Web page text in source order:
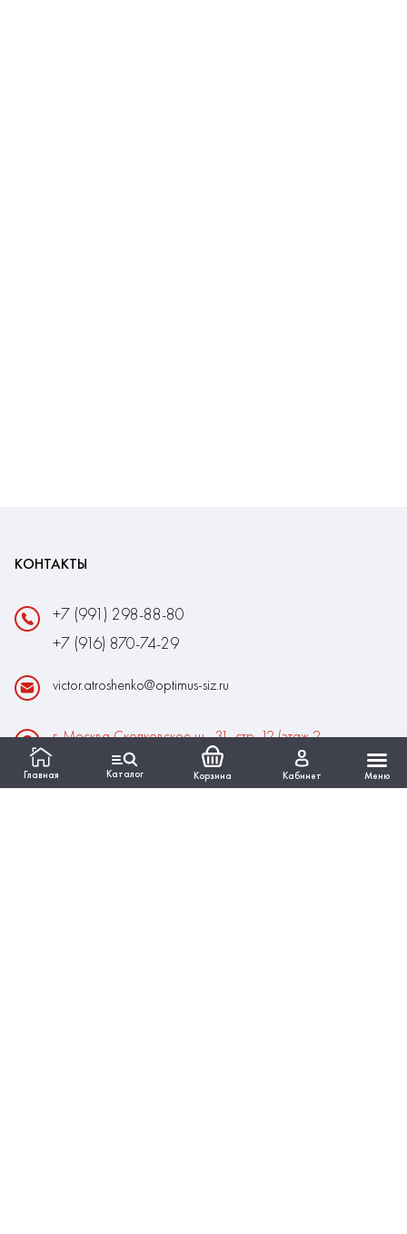
Главная Каталог Корзина Кабинет Меню
КОНТАКТЫ
+7 (991) 298-88-80
+7 (916) 870-74-29
victor.atroshenko@optimus-siz.ru
г. Москва Сколковское ш., 31, стр. 12 (этаж 2,
помещение 22)
Время работы: